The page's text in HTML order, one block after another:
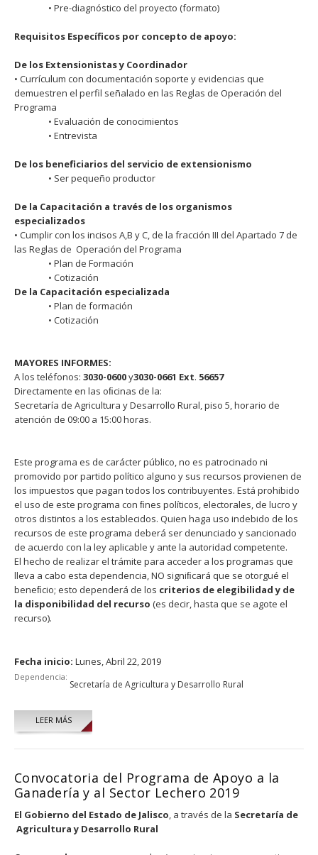
• Pre-diagnóstico del proyecto (formato)
Requisitos Específicos por concepto de apoyo:
De los Extensionistas y Coordinador
• Currículum con documentación soporte y evidencias que
demuestren el perfil señalado en las Reglas de Operación del
Programa
• Evaluación de conocimientos
• Entrevista
De los beneficiarios del servicio de extensionismo
• Ser pequeño productor
De la Capacitación a través de los organismos
especializados
• Cumplir con los incisos A,B y C, de la fracción III del Apartado 7 de
las Reglas de Operación del Programa
• Plan de Formación
• Cotización
De la Capacitación especializada
• Plan de formación
• Cotización
MAYORES INFORMES:
A los teléfonos: 3030-0600y3030-0661 Ext. 56657
Directamente en las oﬁcinas de la:
Secretaría de Agricultura y Desarrollo Rural, piso 5, horario de
atención de 09:00 a 15:00 horas.
Este programa es de carácter público, no es patrocinado ni
promovido por partido político alguno y sus recursos provienen de
los impuestos que pagan todos los contribuyentes. Está prohibido
el uso de este programa con ﬁnes políticos, electorales, de lucro y
otros distintos a los establecidos. Quien haga uso indebido de los
recursos de este programa deberá ser denunciado y sancionado
de acuerdo con la ley aplicable y ante la autoridad competente.
El hecho de realizar el trámite para acceder a los programas que
lleva a cabo esta dependencia, NO signiﬁcará que se otorgué el
beneﬁcio; esto dependerá de los criterios de elegibilidad y de
la disponibilidad del recurso (es decir, hasta que se agote el
recurso).
Fecha inicio: Lunes, Abril 22, 2019
Dependencia:
Secretaría de Agricultura y Desarrollo Rural
LEER MÁS
Convocatoria del Programa de Apoyo a la
Ganadería y al Sector Lechero 2019
El Gobierno del Estado de Jalisco , a través de la Secretaría de
Agricultura y Desarrollo Rural